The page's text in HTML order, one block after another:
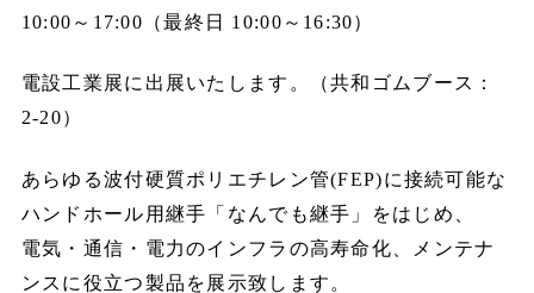
10:00～17:00（最終日 10:00～16:30）
電設工業展に出展いたします。（共和ゴムブース：
2-20）
あらゆる波付硬質ポリエチレン管(FEP)に接続可能な
ハンドホール用継手「なんでも継手」をはじめ、
電気・通信・電力のインフラの高寿命化、メンテナ
ンスに役立つ製品を展示致します。